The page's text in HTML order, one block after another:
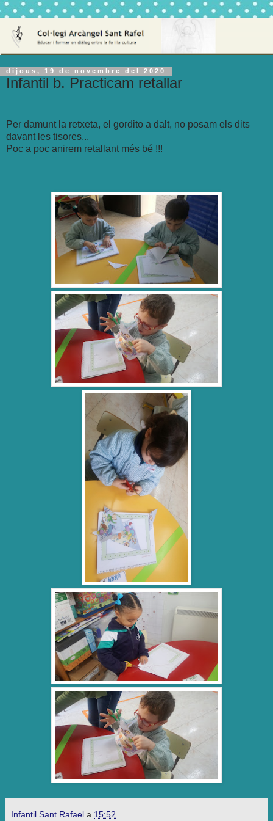
dijous, 19 de novembre del 2020
Infantil b. Practicam retallar
Per damunt la retxeta, el gordito a dalt, no posam els dits
davant les tisores...
Poc a poc anirem retallant més bé !!!
Infantil Sant Rafael a 15:52